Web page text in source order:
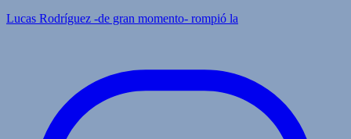
Lucas Rodríguez -de gran momento- rompió la